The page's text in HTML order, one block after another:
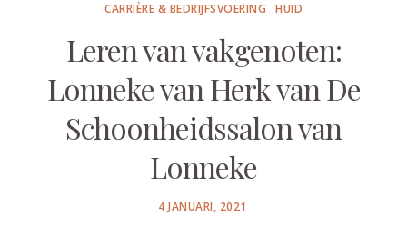
CARRIÈRE & BEDRIJFSVOERING HUID
Leren van vakgenoten:
Lonneke van Herk van De
Schoonheidssalon van
Lonneke
POSTED
4 JANUARI, 2021